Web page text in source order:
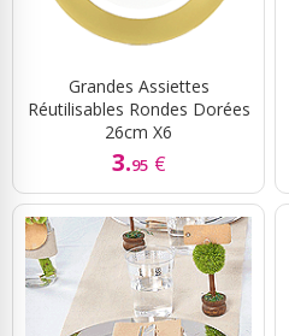
Grandes Assiettes
Réutilisables Rondes Dorées
26cm X6
3.95 €